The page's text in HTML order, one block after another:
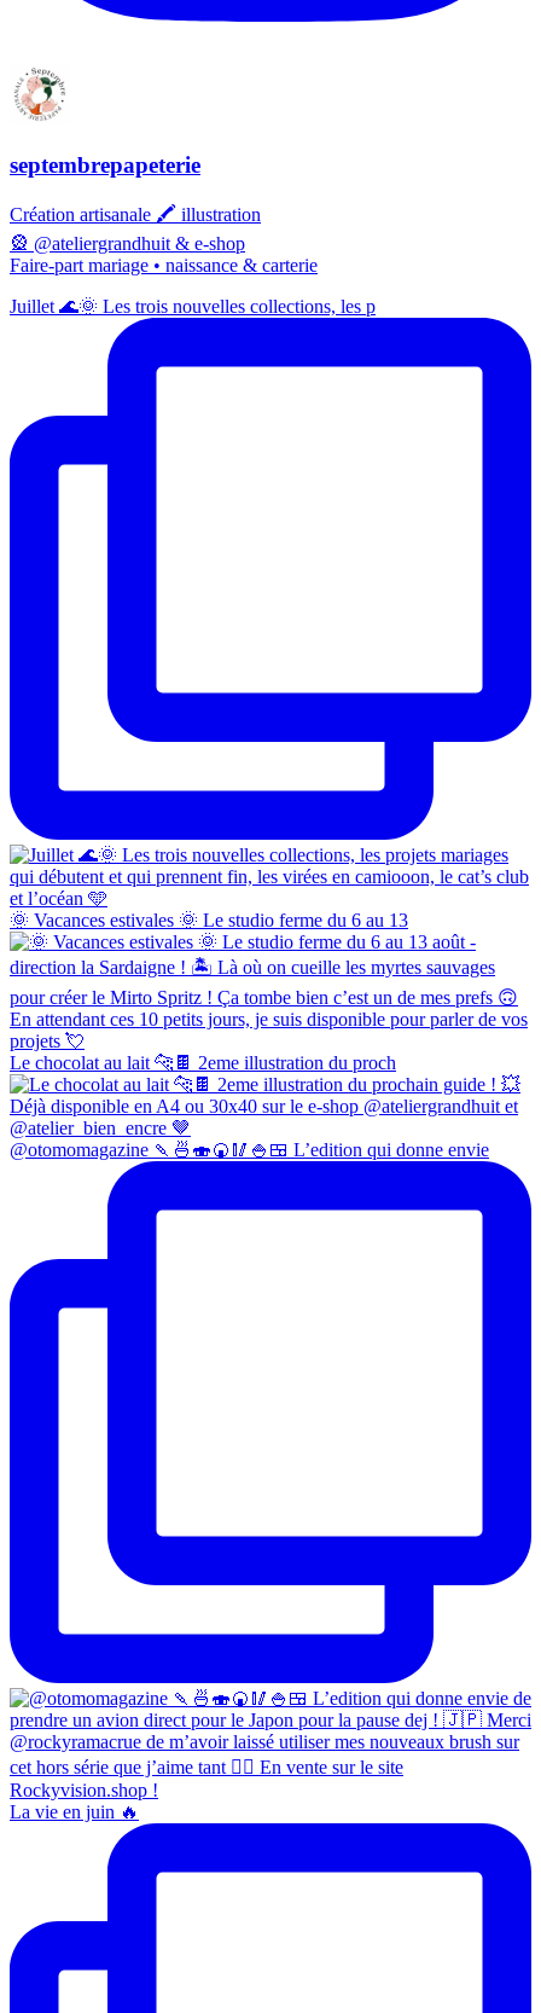
septembrepapeterie
Création artisanale 🖍️ illustration
🎡 @ateliergrandhuit & e-shop
Faire-part mariage • naissance & carterie
Juillet 🌊🌞 Les trois nouvelles collections, les p
🌞 Vacances estivales 🌞 Le studio ferme du 6 au 13
Le chocolat au lait 🐆🍫 2eme illustration du proch
@otomomagazine 🍡🍜🍣🍘🥢🍚🍱 L’edition qui donne envie
La vie en juin 🔥